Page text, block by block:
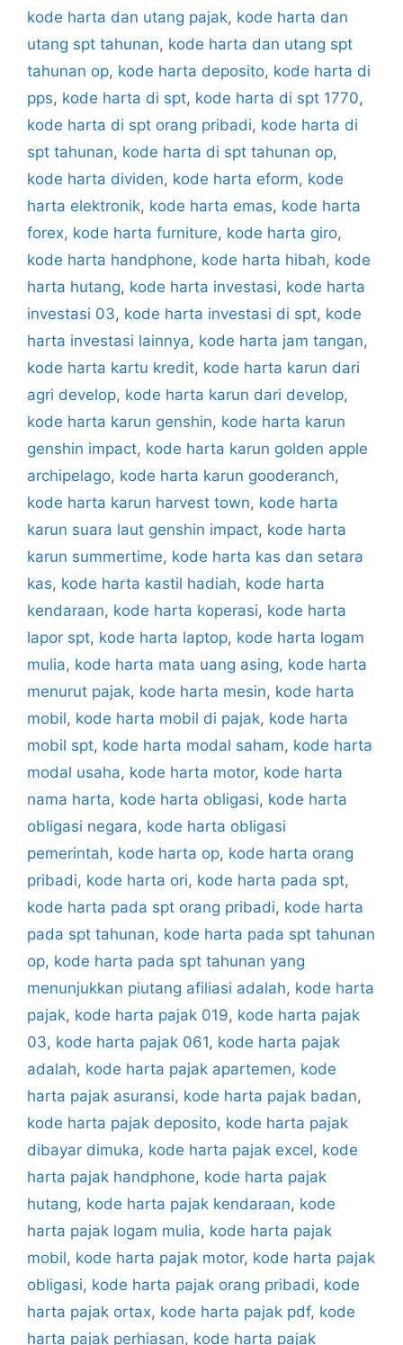
kode harta dan utang pajak, kode harta dan
utang spt tahunan, kode harta dan utang spt
tahunan op, kode harta deposito, kode harta di
pps, kode harta di spt, kode harta di spt 1770,
kode harta di spt orang pribadi, kode harta di
spt tahunan, kode harta di spt tahunan op,
kode harta dividen, kode harta eform, kode
harta elektronik, kode harta emas, kode harta
forex, kode harta furniture, kode harta giro,
kode harta handphone, kode harta hibah, kode
harta hutang, kode harta investasi, kode harta
investasi 03, kode harta investasi di spt, kode
harta investasi lainnya, kode harta jam tangan,
kode harta kartu kredit, kode harta karun dari
agri develop, kode harta karun dari develop,
kode harta karun genshin, kode harta karun
genshin impact, kode harta karun golden apple
archipelago, kode harta karun gooderanch,
kode harta karun harvest town, kode harta
karun suara laut genshin impact, kode harta
karun summertime, kode harta kas dan setara
kas, kode harta kastil hadiah, kode harta
kendaraan, kode harta koperasi, kode harta
lapor spt, kode harta laptop, kode harta logam
mulia, kode harta mata uang asing, kode harta
menurut pajak, kode harta mesin, kode harta
mobil, kode harta mobil di pajak, kode harta
mobil spt, kode harta modal saham, kode harta
modal usaha, kode harta motor, kode harta
nama harta, kode harta obligasi, kode harta
obligasi negara, kode harta obligasi
pemerintah, kode harta op, kode harta orang
pribadi, kode harta ori, kode harta pada spt,
kode harta pada spt orang pribadi, kode harta
pada spt tahunan, kode harta pada spt tahunan
op, kode harta pada spt tahunan yang
menunjukkan piutang afiliasi adalah, kode harta
pajak, kode harta pajak 019, kode harta pajak
03, kode harta pajak 061, kode harta pajak
adalah, kode harta pajak apartemen, kode
harta pajak asuransi, kode harta pajak badan,
kode harta pajak deposito, kode harta pajak
dibayar dimuka, kode harta pajak excel, kode
harta pajak handphone, kode harta pajak
hutang, kode harta pajak kendaraan, kode
harta pajak logam mulia, kode harta pajak
mobil, kode harta pajak motor, kode harta pajak
obligasi, kode harta pajak orang pribadi, kode
harta pajak ortax, kode harta pajak pdf, kode
harta pajak perhiasan, kode harta pajak